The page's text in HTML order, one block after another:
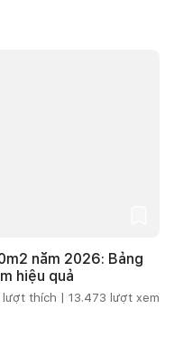
năm 2026: Bảng
hiệu quả
lượt thích | 13.473 lượt xem